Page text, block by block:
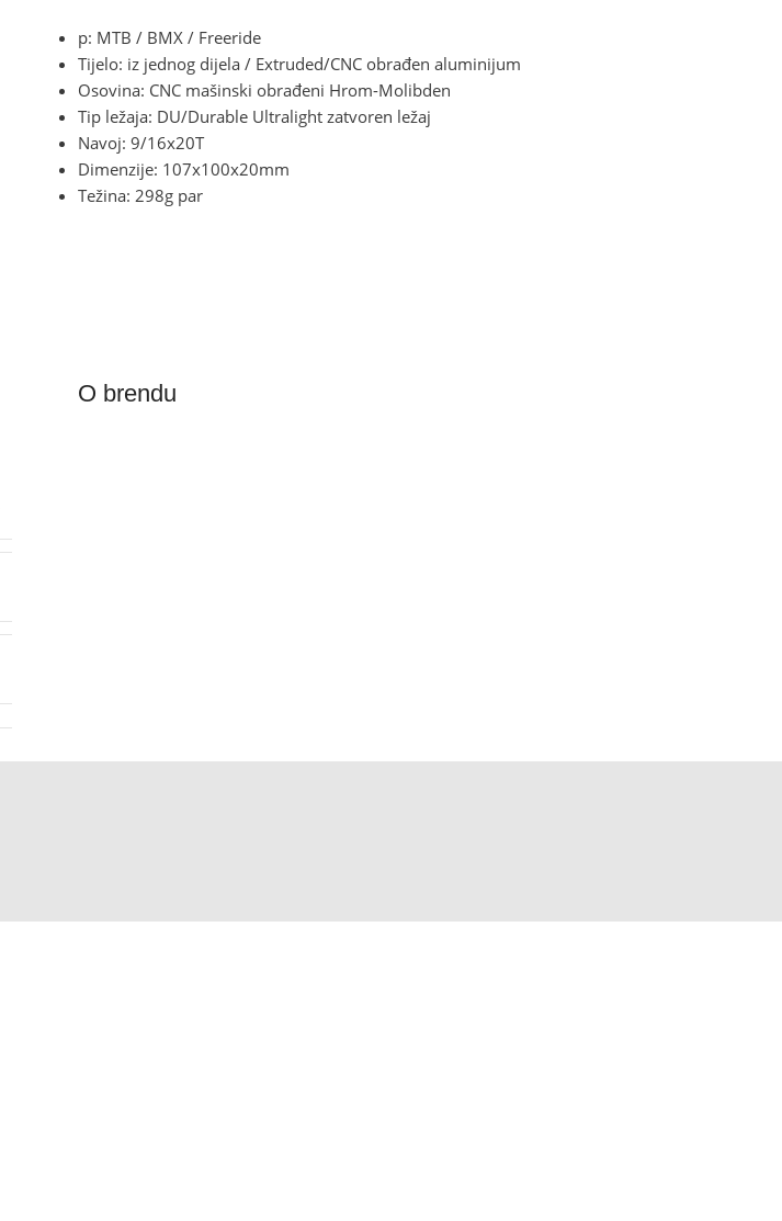
p: MTB / BMX / Freeride
Tijelo: iz jednog dijela / Extruded/CNC obrađen aluminijum
Osovina: CNC mašinski obrađeni Hrom-Molibden
Tip ležaja: DU/Durable Ultralight zatvoren ležaj
Navoj: 9/16x20T
Dimenzije: 107x100x20mm
Težina: 298g par
O brendu